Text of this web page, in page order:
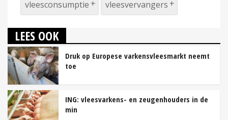
vleesconsumptie vleesvervangers
LEES OOK
Druk op Europese varkensvleesmarkt neemt
toe
ING: vleesvarkens- en zeugenhouders in de
min